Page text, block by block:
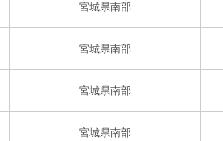
宮城県南部
宮城県南部
宮城県南部
宮城県南部